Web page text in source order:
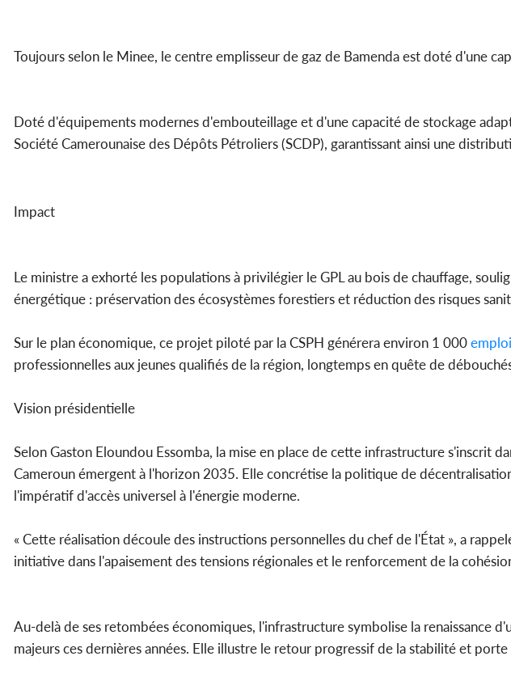
Toujours selon le Minee, le centre emplisseur de gaz de Bamenda est doté d'une
Doté d'équipements modernes d'embouteillage et d'une capacité de stockage
Société Camerounaise des Dépôts Pétroliers (SCDP), garantissant ainsi une
Impact
Le ministre a exhorté les populations à privilégier le GPL au bois de chauffage,
énergétique : préservation des écosystèmes forestiers et réduction des risques
Sur le plan économique, ce projet piloté par la CSPH générera environ 1 000
professionnelles aux jeunes qualifiés de la région, longtemps en quête de
Vision présidentielle
Selon Gaston Eloundou Essomba, la mise en place de cette infrastructure s'inscrit
Cameroun émergent à l'horizon 2035. Elle concrétise la politique de
l'impératif d'accès universel à l'énergie moderne.
« Cette réalisation découle des instructions personnelles du chef de l'État », a
initiative dans l'apaisement des tensions régionales et le renforcement de la
Au-delà de ses retombées économiques, l'infrastructure symbolise la renaissance
majeurs ces dernières années. Elle illustre le retour progressif de la stabilité et